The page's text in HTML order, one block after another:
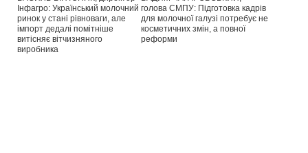
Інфагро: Український молочний
ринок у стані рівноваги, але
імпорт дедалі помітніше
витісняє вітчизняного
виробника
голова СМПУ: Підготовка кадрів
для молочної галузі потребує не
косметичних змін, а повної
реформи